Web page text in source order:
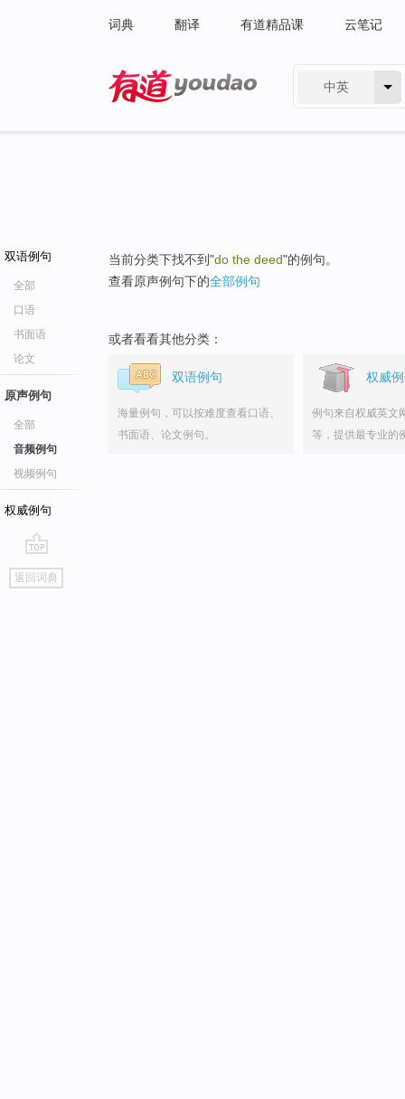
词典 翻译 有道精品课 云笔记
中英
双语例句
全部
口语
书面语
论文
原声例句
全部
音频例句
视频例句
权威例句
go
top
返回词典
当前分类下找不到"do the deed"的例句。
查看原声例句下的全部例句
或者看看其他分类：
双语例句
海量例句，可以按难度查看口语、
书面语、论文例句。
权威
例句来自权威英文
等，提供最专业的